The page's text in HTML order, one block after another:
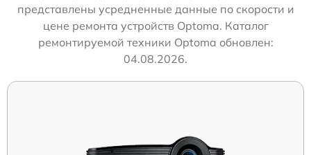
представлены усредненные данные по скорости и
цене ремонта устройств Optoma. Каталог
ремонтируемой техники Optoma обновлен:
04.08.2026.